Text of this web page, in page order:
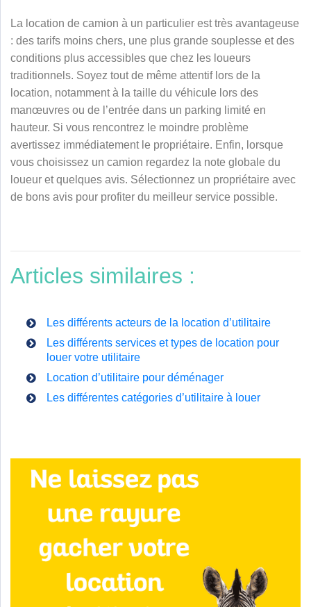
La location de camion à un particulier est très avantageuse
: des tarifs moins chers, une plus grande souplesse et des
conditions plus accessibles que chez les loueurs
traditionnels. Soyez tout de même attentif lors de la
location, notamment à la taille du véhicule lors des
manœuvres ou de l’entrée dans un parking limité en
hauteur. Si vous rencontrez le moindre problème
avertissez immédiatement le propriétaire. Enfin, lorsque
vous choisissez un camion regardez la note globale du
loueur et quelques avis. Sélectionnez un propriétaire avec
de bons avis pour profiter du meilleur service possible.
Articles similaires :
Les différents acteurs de la location d’utilitaire
Les différents services et types de location pour
louer votre utilitaire
Location d’utilitaire pour déménager
Les différentes catégories d’utilitaire à louer